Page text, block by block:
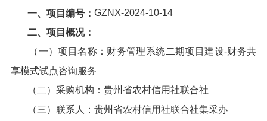
一、项目编号： GZNX-2024-10-14
二、项目概况：
（一）项目名称：财务管理系统二期项目建设-财务共
享模式试点咨询服务
（二）采购机构：贵州省农村信用社联合社
（三）联系人：贵州省农村信用社联合社集采办